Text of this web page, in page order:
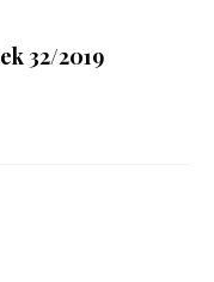
32/2019